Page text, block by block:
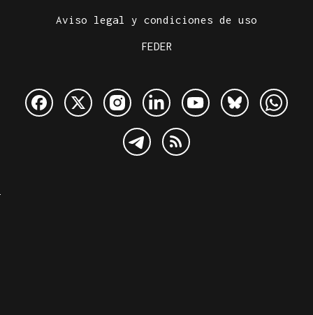
Aviso legal y condiciones de uso
FEDER